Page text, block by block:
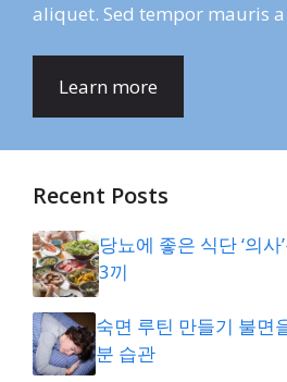
aliquet. Sed tempor mauris
Learn more
Recent Posts
당뇨에 좋은 식단 ‘의
3끼
숙면 루틴 만들기 불면
분 습관